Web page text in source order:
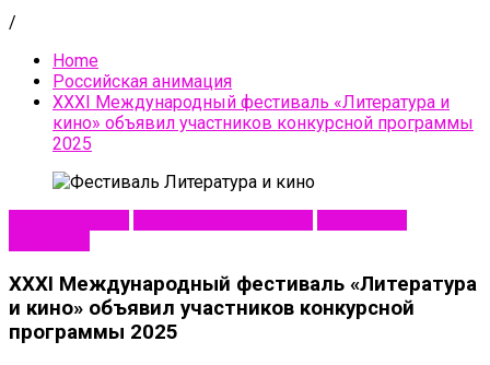
/
Home
Российская анимация
XХXI Международный фестиваль «Литература и
кино» объявил участников конкурсной программы
2025
XХXI Международный фестиваль «Литература
и кино» объявил участников конкурсной
программы 2025